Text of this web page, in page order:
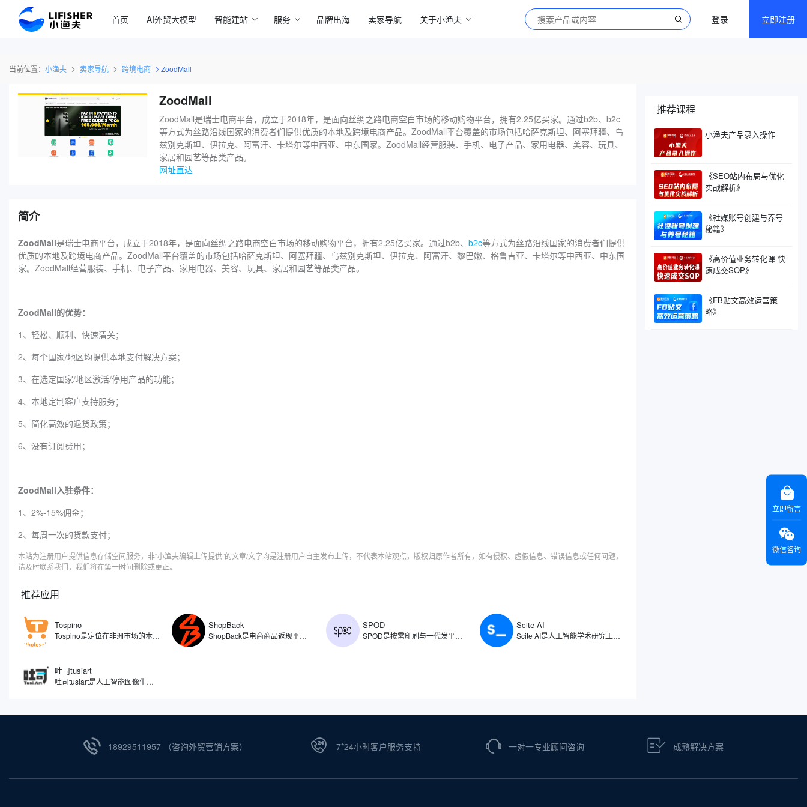
首页 AI外贸大模型 智能建站 服务 品牌出海 卖家导航 关于小渔夫 登录 立即注册
当前位置： 小渔夫 卖家导航 跨境电商 ZoodMall
ZoodMall
ZoodMall是瑞士电商平台，成立于2018年，是面向丝绸之路电商空白市场的移动购物平台，拥有2.25亿买家。通过b2b、b2c​
等方式为丝路沿线国家的消费者们提供优质的本地及跨境电商产品。ZoodMall平台覆盖的市场包括哈萨克斯坦、阿塞拜疆、乌
兹别克斯坦、伊拉克、阿富汗、卡塔尔等中西亚、中东国家。ZoodMall经营服装、手机、电子产品、家用电器、美容、玩具、
家居和园艺等品类产品。
网址直达
简介
ZoodMall是瑞士电商平台，成立于2018年，是面向丝绸之路电商空白市场的移动购物平台，拥有2.25亿买家。通过b2b、 b2c等方式为丝路沿线国家的消费者们提供
优质的本地及跨境电商产品。ZoodMall平台覆盖的市场包括哈萨克斯坦、阿塞拜疆、乌兹别克斯坦、伊拉克、阿富汗、黎巴嫩、格鲁吉亚、卡塔尔等中西亚、中东国
家。ZoodMall经营服装、手机、电子产品、家用电器、美容、玩具、家居和园艺等品类产品。
ZoodMall的优势：
1、轻松、顺利、快速清关；
2、每个国家/地区均提供本地支付解决方案；
3、在选定国家/地区激活/停用产品的功能；
4、本地定制客户支持服务；
5、简化高效的退货政策；
6、没有订阅费用；
ZoodMall入驻条件：
1、2%-15%佣金；
2、每周一次的货款支付；
本站为注册用户提供信息存储空间服务，非“小渔夫编辑上传提供”的文章/文字均是注册用户自主发布上传，不代表本站观点，版权归原作者所有，如有侵权、虚假信息、错误信息或任何问题，
请及时联系我们，我们将在第一时间删除或更正。
推荐应用
Tospino
Tospino是定位在非洲市场的本土化电商平台，旗下覆盖C端和B端的业务，分别搭建了零售（TospinoMall）和批发（Tospino）两个网站和APP移动端。TospinoMall经过两年发展，已经拿下了加纳绝大多数的网购市场份额，Tospino更是成为辐射西非的大型综合外贸线上批发交易平台。
ShopBack
​ShopBack是电商商品返现平台，创立于2014年，主要通过旗下平台为用户提供电商商品消费返现服务，同时提供出行预订、时尚用品、美容保健、杂货以及食品配送等类别的消费返现。ShopBack返现范围涵盖了各类商品，如普通商品、旅行预订、时尚、保健与美容、杂货以及食品配送。
SPOD
SPOD是按需印刷与一代发平台，支持商家创建、销售和分销定制印刷产品，允许用户将自己的设计印在各种产品上，如T恤、帽子、杯子等，待顾客下单后由SPOD负责生产和发货。SPOD整合了设计工具、生产流程和物流配送，支持用户将创意快速转化为商品，并通过自有电商渠道或第三方平台直接销售。
Scite AI
Scite AI是人工智能学术研究工具，注重引文的分类，能够展示文献之间的引用关系，真正解读引用背后的意图与情境，让您了解一篇论文究竟是被支持、被反驳，还是仅仅被提及，让您理解论文之间的相互关系。Scite AI像一位学术伙伴，通过智能引用，显示文章被引用的次数，深入分析引用的具体上下文，让您快速判断一篇论文的可靠性和影响力。
吐司tusiart
吐司tusiart是人工智能图像生成工具，通过分析和理解您输入的文字描述，自动创作出与之匹配的图像。平台聚集了众多AI绘画模型，涵盖从二次元动漫到逼真写实等多种风格，您可以自由下载或在线运行这些模型进行图片生成。简单来说，您只需要用文字告诉它您想要什么，比如一只在喝咖啡的兔子，吐司tusiart就能在几秒钟内为您生成一张相应的图片。
推荐课程
小渔夫产品录入操作
《SEO站内布局与优化
实战解析》
《社媒账号创建与养号
秘籍》
《高价值业务转化课 快
速成交SOP》
《FB贴文高效运营策
略》
18929511957 （咨询外贸营销方案） 7*24小时客户服务支持 一对一专业顾问咨询 成熟解决方案
立即留言
微信咨询